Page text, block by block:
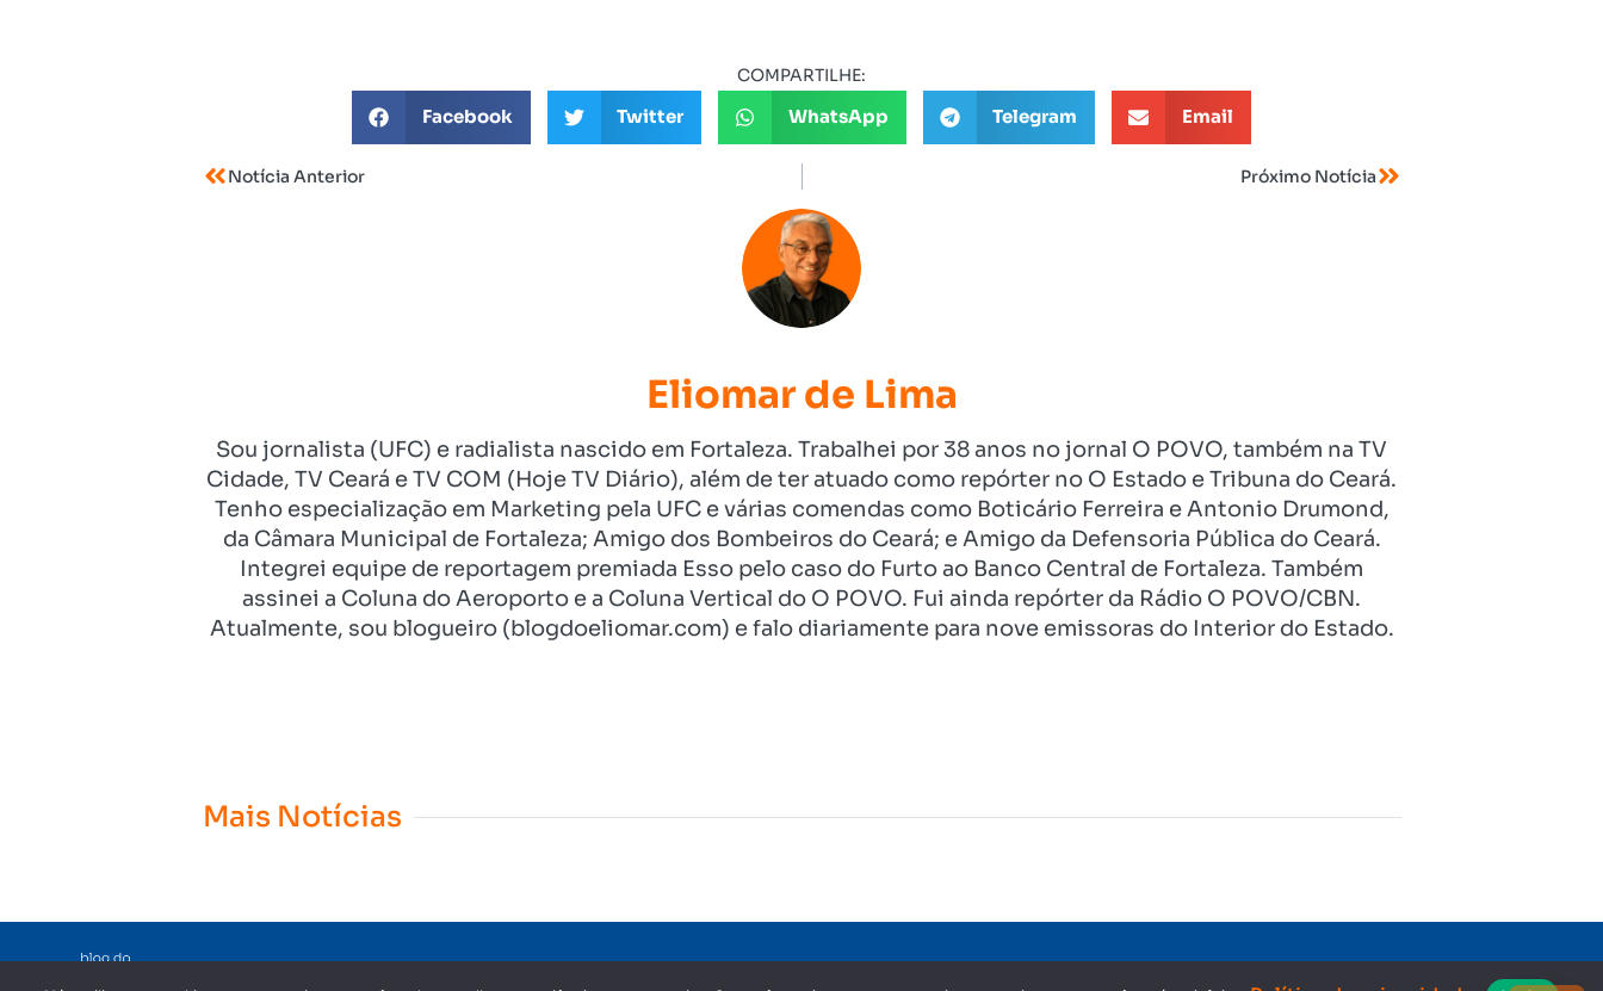
COMPARTILHE:
Facebook Twitter WhatsApp Telegram Email
Notícia Anterior Próximo Notícia
Eliomar de Lima
Sou jornalista (UFC) e radialista nascido em Fortaleza. Trabalhei por 38 anos no jornal O POVO, também na TV
Cidade, TV Ceará e TV COM (Hoje TV Diário), além de ter atuado como repórter no O Estado e Tribuna do Ceará.
Tenho especialização em Marketing pela UFC e várias comendas como Boticário Ferreira e Antonio Drumond,
da Câmara Municipal de Fortaleza; Amigo dos Bombeiros do Ceará; e Amigo da Defensoria Pública do Ceará.
Integrei equipe de reportagem premiada Esso pelo caso do Furto ao Banco Central de Fortaleza. Também
assinei a Coluna do Aeroporto e a Coluna Vertical do O POVO. Fui ainda repórter da Rádio O POVO/CBN.
Atualmente, sou blogueiro (blogdoeliomar.com) e falo diariamente para nove emissoras do Interior do Estado.
Mais Notícias
Copyright © 2023. Todos os direitos reservados.